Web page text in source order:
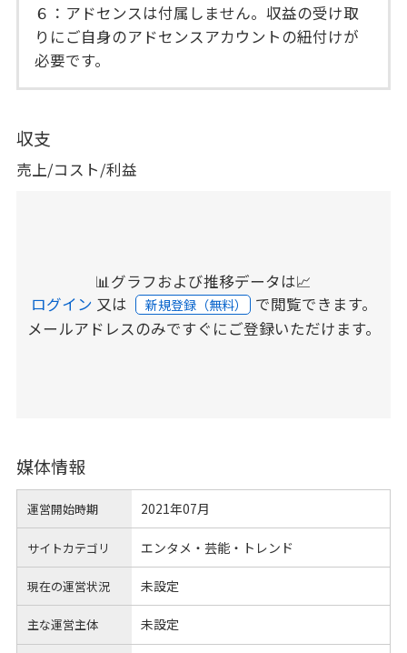
６：アドセンスは付属しません。収益の受け取
りにご自身のアドセンスアカウントの紐付けが
必要です。
収支
売上/コスト/利益
📊グラフおよび推移データは📈
ログイン 又は 新規登録（無料） で閲覧できます。
メールアドレスのみですぐにご登録いただけます。
媒体情報
運営開始時期 2021年07月
サイトカテゴリ エンタメ・芸能・トレンド
現在の運営状況 未設定
主な運営主体 未設定